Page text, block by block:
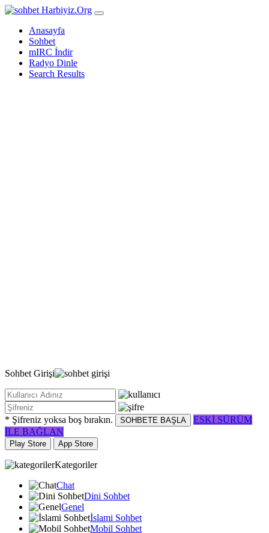
Harbiyiz.Org
Anasayfa
Sohbet
mIRC İndir
Radyo Dinle
Search Results
Sohbet Girişi
* Şifreniz yoksa boş bırakın. SOHBETE BAŞLA
ESKİ SÜRÜM
İLE BAĞLAN
Play Store App Store
Kategoriler
Chat
Dini Sohbet
Genel
İslami Sohbet
Mobil Sohbet